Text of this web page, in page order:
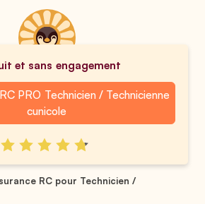
et sans engagement
PRO Technicien / Technicienne
cunicole
RC pour Technicien /